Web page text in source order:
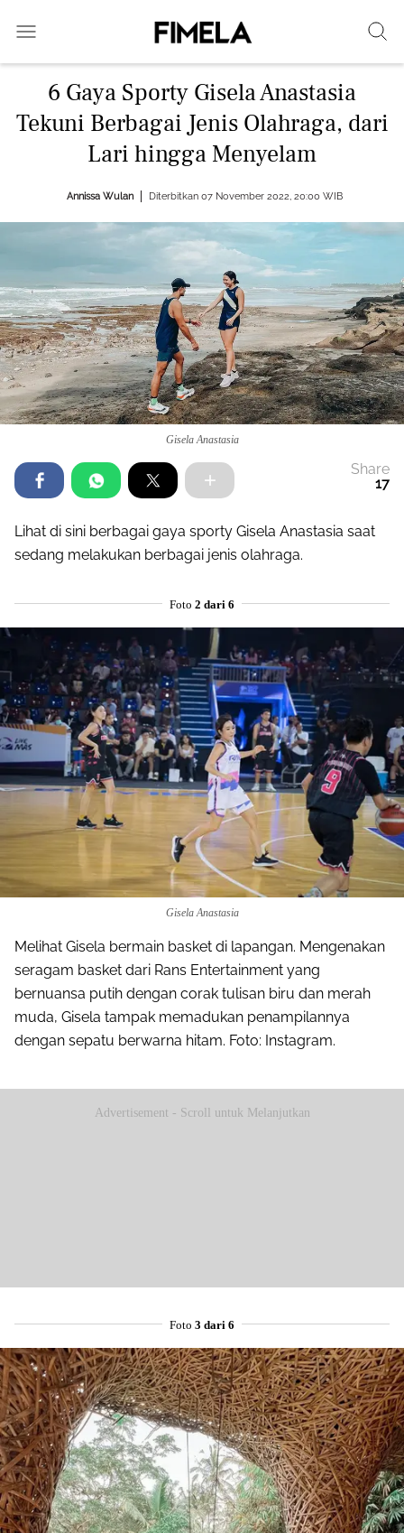
6 Gaya Sporty Gisela Anastasia
Tekuni Berbagai Jenis Olahraga, dari
Lari hingga Menyelam
Annissa Wulan Diterbitkan 07 November 2022, 20:00 WIB
Gisela Anastasia
Share
17
Lihat di sini berbagai gaya sporty Gisela Anastasia saat
sedang melakukan berbagai jenis olahraga.
Foto 2 dari 6
Gisela Anastasia
Melihat Gisela bermain basket di lapangan. Mengenakan
seragam basket dari Rans Entertainment yang
bernuansa putih dengan corak tulisan biru dan merah
muda, Gisela tampak memadukan penampilannya
dengan sepatu berwarna hitam. Foto: Instagram.
Advertisement - Scroll untuk Melanjutkan
Foto 3 dari 6